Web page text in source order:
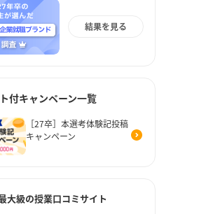
結果を見る
付キャンペーン一覧
［27卒］本選考体験記投稿
キャンペーン
大級の授業口コミサイト